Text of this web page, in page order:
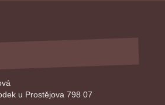
u Prostějova 798 07